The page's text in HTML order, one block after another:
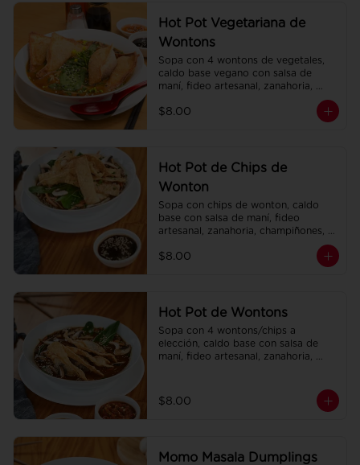
Hot Pot Vegetariana de
Wontons
Sopa con 4 wontons de vegetales,
caldo base vegano con salsa de
maní, fideo artesanal, zanahoria,
$8.00
Hot Pot de Chips de
Wonton
Sopa con chips de wonton, caldo
base con salsa de maní, fideo
artesanal, zanahoria, champiñones,
$8.00
Hot Pot de Wontons
Sopa con 4 wontons/chips a
elección, caldo base con salsa de
maní, fideo artesanal, zanahoria,
$8.00
Momo Masala Dumplings